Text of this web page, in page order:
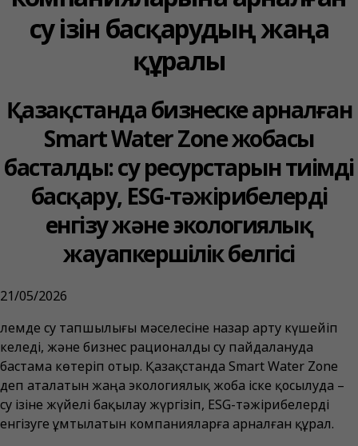
су ізін басқарудың жаңа
құралы
Қазақстанда бизнеске арналған
Smart Water Zone жобасы
басталды: су ресурстарын тиімді
басқару, ESG-тәжірибелерді
енгізу және экологиялық
жауапкершілік белгісі
21/05/2026
Әлемде су тапшы­лығы мәселесіне назар арту күшейіп
келеді, және бизнес рационалды су пайдалануда
бастама көтеріп отыр. Қазақстанда Smart Water Zone
деп аталатын жаңа экологиялық жоба іске қосылуда –
су ізіне жүйелі бақылау жүргізіп, ESG-тәжірибелерді
енгізуге ұмтылатын компанияларға арналған құрал.